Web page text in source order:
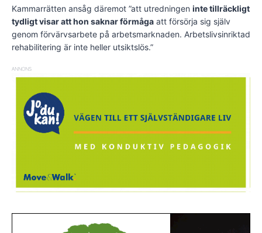
Kammarrätten ansåg däremot ”att utredningen inte tillräckligt
tydligt visar att hon saknar förmåga att försörja sig själv
genom förvärvsarbete på arbetsmarknaden. Arbetslivsinriktad
rehabilitering är inte heller utsiktslös.”
ANNONS